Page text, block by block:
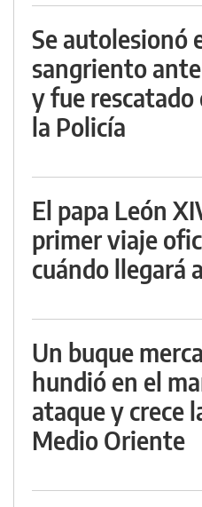
Se autolesionó
sangriento
y fue rescatado
la Policía
El papa León
primer viaje
cuándo llegará
Un buque
hundió en el
ataque y crece
Medio Oriente